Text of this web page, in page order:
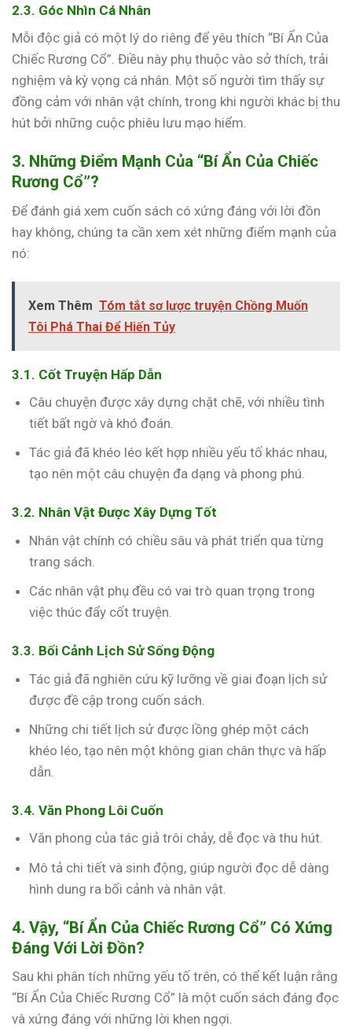
2.3. Góc Nhìn Cá Nhân
Mỗi độc giả có một lý do riêng để yêu thích “Bí Ẩn Của
Chiếc Rương Cổ”. Điều này phụ thuộc vào sở thích, trải
nghiệm và kỳ vọng cá nhân. Một số người tìm thấy sự
đồng cảm với nhân vật chính, trong khi người khác bị thu
hút bởi những cuộc phiêu lưu mạo hiểm.
3. Những Điểm Mạnh Của “Bí Ẩn Của Chiếc
Rương Cổ”?
Để đánh giá xem cuốn sách có xứng đáng với lời đồn
hay không, chúng ta cần xem xét những điểm mạnh của
nó:
Xem Thêm Tóm tắt sơ lược truyện Chồng Muốn
Tôi Phá Thai Để Hiến Tủy
3.1. Cốt Truyện Hấp Dẫn
Câu chuyện được xây dựng chặt chẽ, với nhiều tình
tiết bất ngờ và khó đoán.
Tác giả đã khéo léo kết hợp nhiều yếu tố khác nhau,
tạo nên một câu chuyện đa dạng và phong phú.
3.2. Nhân Vật Được Xây Dựng Tốt
Nhân vật chính có chiều sâu và phát triển qua từng
trang sách.
Các nhân vật phụ đều có vai trò quan trọng trong
việc thúc đẩy cốt truyện.
3.3. Bối Cảnh Lịch Sử Sống Động
Tác giả đã nghiên cứu kỹ lưỡng về giai đoạn lịch sử
được đề cập trong cuốn sách.
Những chi tiết lịch sử được lồng ghép một cách
khéo léo, tạo nên một không gian chân thực và hấp
dẫn.
3.4. Văn Phong Lôi Cuốn
Văn phong của tác giả trôi chảy, dễ đọc và thu hút.
Mô tả chi tiết và sinh động, giúp người đọc dễ dàng
hình dung ra bối cảnh và nhân vật.
4. Vậy, “Bí Ẩn Của Chiếc Rương Cổ” Có Xứng
Đáng Với Lời Đồn?
Sau khi phân tích những yếu tố trên, có thể kết luận rằng
“Bí Ẩn Của Chiếc Rương Cổ” là một cuốn sách đáng đọc
và xứng đáng với những lời khen ngợi.